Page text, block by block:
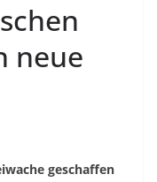
neue
geschaffen